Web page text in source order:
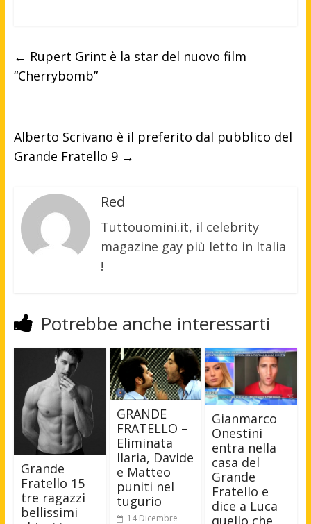
← Rupert Grint è la star del nuovo film
“Cherrybomb”
Alberto Scrivano è il preferito dal pubblico del
Grande Fratello 9 →
Red
Tuttouomini.it, il celebrity
magazine gay più letto in Italia
!
Potrebbe anche interessarti
Grande
Fratello 15
tre ragazzi
bellissimi
GRANDE
FRATELLO –
Eliminata
Ilaria, Davide
e Matteo
puniti nel
tugurio
14 Dicembre
Gianmarco
Onestini
entra nella
casa del
Grande
Fratello e
dice a Luca